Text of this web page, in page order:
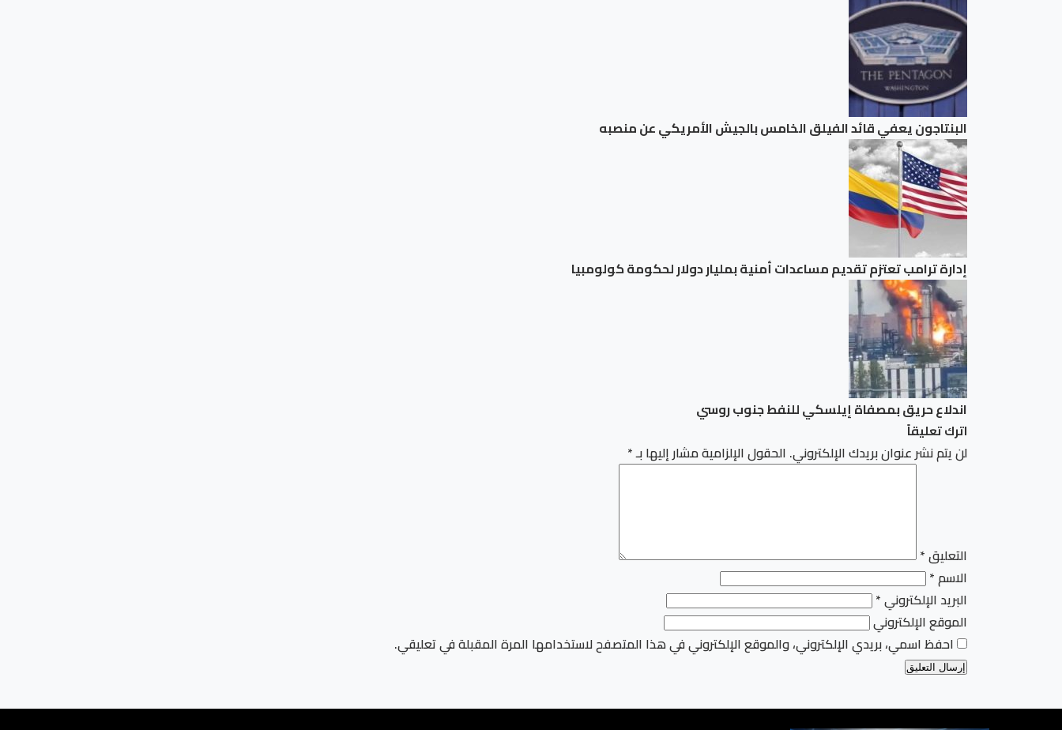
البنتاجون يعفي قائد الفيلق الخامس بالجيش الأمريكي عن منصبه
إدارة ترامب تعتزم ⁠تقديم مساعدات ​أمنية بمليار ​دولار لحكومة كولومبيا
اندلاع حريق بمصفاة إيلسكي للنفط جنوب روسي
اترك تعليقاً
لن يتم نشر عنوان بريدك الإلكتروني. الحقول الإلزامية مشار إليها بـ*
التعليق*
الاسم*
البريد الإلكتروني*
الموقع الإلكتروني
احفظ اسمي، بريدي الإلكتروني، والموقع الإلكتروني في هذا المتصفح لاستخدامها المرة المقبلة في تعليقي.